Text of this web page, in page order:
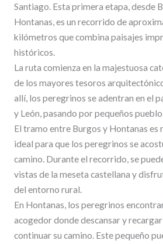
Santiago. Esta primera etapa, desde
Hontanas, es un recorrido de
kilómetros que combina paisajes
históricos.
La ruta comienza en la majestuosa
de los mayores tesoros
allí, los peregrinos se adentran en el
y León, pasando por pequeños
El tramo entre Burgos y Hontanas es
ideal para que los peregrinos se
camino. Durante el recorrido, se
vistas de la meseta castellana y
del entorno rural.
En Hontanas, los peregrinos
acogedor donde descansar y
continuar su camino. Este pequeño